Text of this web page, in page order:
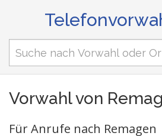
Vorwahl von
Für Anrufe nach Remagen